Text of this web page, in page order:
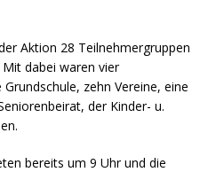
Aktion 28 Teilnehmergruppen
dabei waren vier
zehn Vereine, eine
der Kinder- u.
bereits um 9 Uhr und die